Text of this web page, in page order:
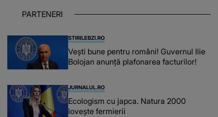
PARTENERI
STIRILEBZI.RO
Vești bune pentru români! Guvernul Ilie
Bolojan anunță plafonarea facturilor!
JURNALUL.RO
Ecologism cu japca. Natura 2000
lovește fermierii